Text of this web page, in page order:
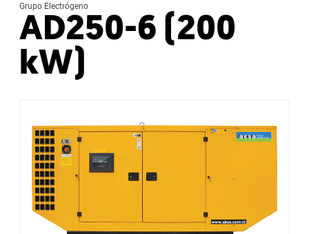
Grupo Electrógeno
AD250-6 (200
kW)